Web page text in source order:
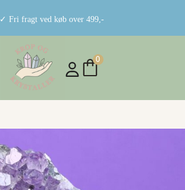
✓ Fri fragt ved køb over 499,-
0